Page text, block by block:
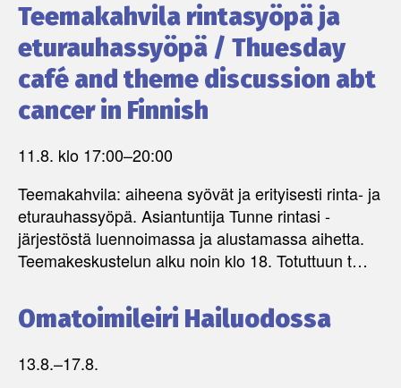
Teemakahvila rintasyöpä ja
eturauhassyöpä / Thuesday
café and theme discussion abt
cancer in Finnish
11.8. klo 17:00–20:00
Teemakahvila: aiheena syövät ja erityisesti rinta- ja
eturauhassyöpä. Asiantuntija Tunne rintasi -
järjestöstä luennoimassa ja alustamassa aihetta.
Teemakeskustelun alku noin klo 18. Totuttuun t…
Omatoimileiri Hailuodossa
13.8.–17.8.